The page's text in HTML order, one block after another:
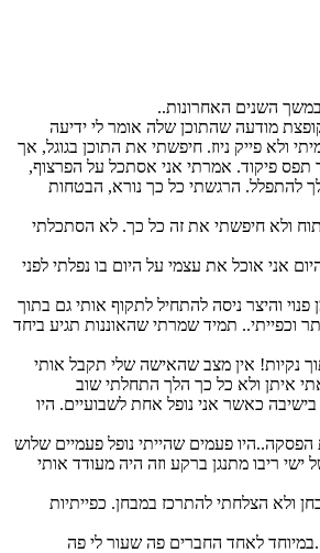
השנים האחרונות..
לפתע קופצת מודעה שהתוכן שלה אומר לי ידיעה
פייק ניוז. חיפשתי את התוכן בגוגל, אך
תפס פיקוד. אמרתי אני אסתכל על הפרצוף,
להתפלל. הרגשתי כל כך נורא, הבטחות
ולא חיפשתי את זה כל כך. לא הסתכלתי
אני אוכל את עצמי על היום בו נפלתי לפני
והיצר ניסה להתחיל לתקוף אותי גם בתוך
וכפייתי.. תמיד שמרתי שהאוננות תגיע ביחד
נקיות! אין מצב שהאישה שלי תקבל אותי
כמה בנות שיצאתי איתן ולא כל כך הלך התחלתי שוב
כאשר אני נופל אחת לשבועיים. היו
נעשו יותר כפייתיות עם ניסיונות הפסקה..היו פעמים שהייתי נופל פעמיים שלוש
ריבו מתנגן ברקע וזה היה מעודד אותי
ולא הצלחתי להתרכז במבחן. כפייתיות
לאחד החברים פה שעור לי פה